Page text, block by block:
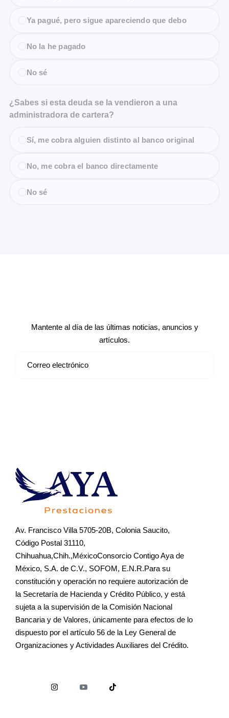
Ya pagué, pero sigue apareciendo que debo
No la he pagado
No sé
¿Sabes si esta deuda se la vendieron a una
administradora de cartera?
Sí, me cobra alguien distinto al banco original
No, me cobra el banco directamente
No sé
Mantente al día de las últimas noticias, anuncios y
artículos.
Av. Francisco Villa 5705-20B, Colonia Saucito,
Código Postal 31110,
Chihuahua,Chih.,MéxicoConsorcio Contigo Aya de
México, S.A. de C.V., SOFOM, E.N.R.Para su
constitución y operación no requiere autorización de
la Secretaría de Hacienda y Crédito Público, y está
sujeta a la supervisión de la Comisión Nacional
Bancaria y de Valores, únicamente para efectos de lo
dispuesto por el artículo 56 de la Ley General de
Organizaciones y Actividades Auxiliares del Crédito.